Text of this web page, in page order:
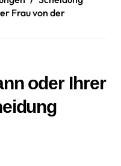
Frau von der
oder Ihrer